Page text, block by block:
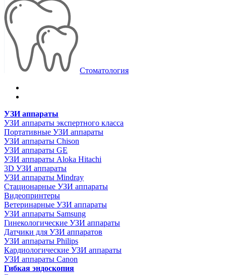
Стоматология
УЗИ аппараты
УЗИ аппараты экспертного класса
Портативные УЗИ аппараты
УЗИ аппараты Chison
УЗИ аппараты GE
УЗИ аппараты Aloka Hitachi
3D УЗИ аппараты
УЗИ аппараты Mindray
Стационарные УЗИ аппараты
Видеопринтеры
Ветеринарные УЗИ аппараты
УЗИ аппараты Samsung
Гинекологические УЗИ аппараты
Датчики для УЗИ аппаратов
УЗИ аппараты Philips
Кардиологические УЗИ аппараты
УЗИ аппараты Canon
Гибкая эндоскопия